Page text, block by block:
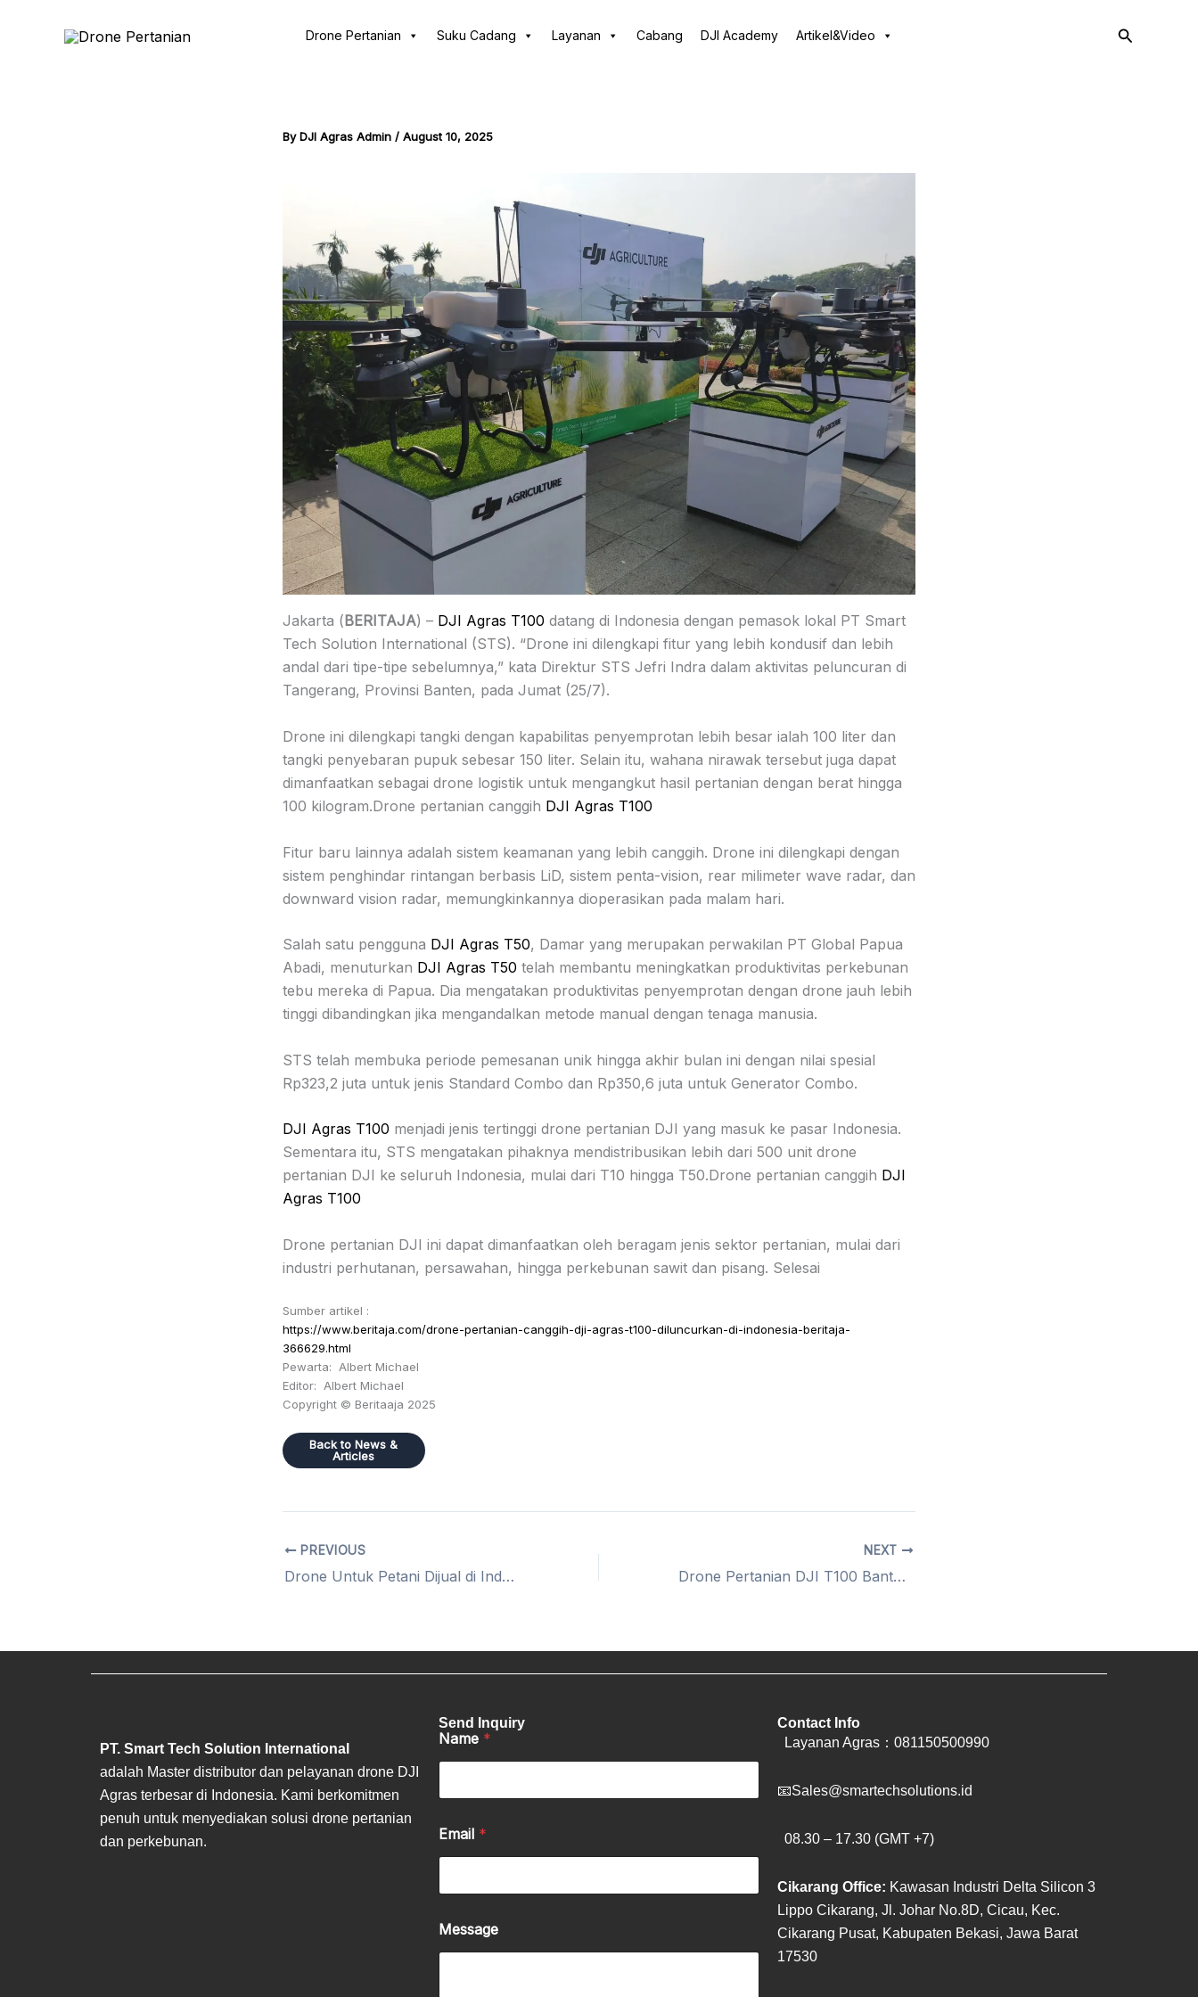
Drone Pertanian Suku Cadang Layanan Cabang DJI Academy Artikel&Video Search
ByDJI Agras Admin / August 10, 2025
Jakarta (BERITAJA) – DJI Agras T100 datang di Indonesia dengan pemasok lokal PT Smart
Tech Solution International (STS). “Drone ini dilengkapi fitur yang lebih kondusif dan lebih
andal dari tipe-tipe sebelumnya,” kata Direktur STS Jefri Indra dalam aktivitas peluncuran di
Tangerang, Provinsi Banten, pada Jumat (25/7).
Drone ini dilengkapi tangki dengan kapabilitas penyemprotan lebih besar ialah 100 liter dan
tangki penyebaran pupuk sebesar 150 liter. Selain itu, wahana nirawak tersebut juga dapat
dimanfaatkan sebagai drone logistik untuk mengangkut hasil pertanian dengan berat hingga
100 kilogram.Drone pertanian canggih DJI Agras T100
Fitur baru lainnya adalah sistem keamanan yang lebih canggih. Drone ini dilengkapi dengan
sistem penghindar rintangan berbasis LiD, sistem penta-vision, rear milimeter wave radar, dan
downward vision radar, memungkinkannya dioperasikan pada malam hari.
Salah satu pengguna DJI Agras T50, Damar yang merupakan perwakilan PT Global Papua
Abadi, menuturkan DJI Agras T50 telah membantu meningkatkan produktivitas perkebunan
tebu mereka di Papua. Dia mengatakan produktivitas penyemprotan dengan drone jauh lebih
tinggi dibandingkan jika mengandalkan metode manual dengan tenaga manusia.
STS telah membuka periode pemesanan unik hingga akhir bulan ini dengan nilai spesial
Rp323,2 juta untuk jenis Standard Combo dan Rp350,6 juta untuk Generator Combo.
DJI Agras T100 menjadi jenis tertinggi drone pertanian DJI yang masuk ke pasar Indonesia.
Sementara itu, STS mengatakan pihaknya mendistribusikan lebih dari 500 unit drone
pertanian DJI ke seluruh Indonesia, mulai dari T10 hingga T50.Drone pertanian canggih DJI
Agras T100
Drone pertanian DJI ini dapat dimanfaatkan oleh beragam jenis sektor pertanian, mulai dari
industri perhutanan, persawahan, hingga perkebunan sawit dan pisang. Selesai
Sumber artikel :
https://www.beritaja.com/drone-pertanian-canggih-dji-agras-t100-diluncurkan-di-indonesia-beritaja-
366629.html
Pewarta: Albert Michael
Editor: Albert Michael
Copyright © Beritaaja 2025
Back to News &
Articles
PREVIOUS
Drone Untuk Petani Dijual di Indonesia Rp350 Juta
NEXT
Drone Pertanian DJI T100 Bantu Petani Indonesia Berinovasi
PT. Smart Tech Solution International
adalah Master distributor dan pelayanan drone DJI
Agras terbesar di Indonesia. Kami berkomitmen
penuh untuk menyediakan solusi drone pertanian
dan perkebunan.
Send Inquiry
Name *
Email *
Message
Contact Info
Layanan Agras： 081150500990
📧Sales@smartechsolutions.id
08.30 – 17.30 (GMT +7)
Cikarang Office: Kawasan Industri Delta Silicon 3
LippoCikarang, Jl. Johar No.8D, Cicau, Kec.
Cikarang Pusat, Kabupaten Bekasi, Jawa Barat
17530